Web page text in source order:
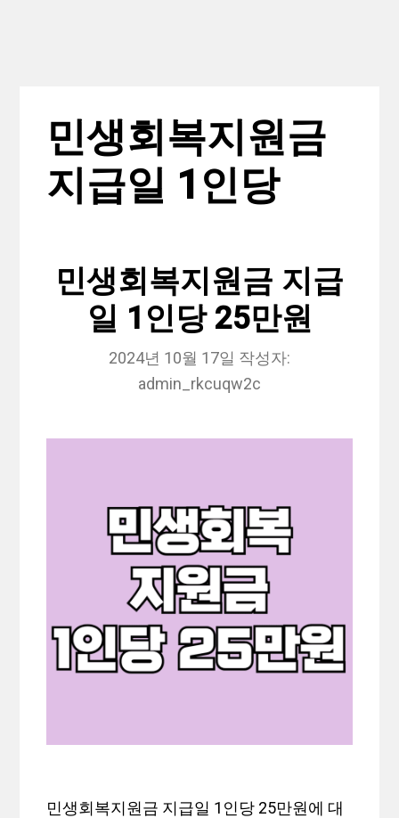
민생회복지원금
지급일 1인당
민생회복지원금 지급
일 1인당 25만원
2024년 10월 17일 작성자:
admin_rkcuqw2c
민생회복지원금 지급일 1인당 25만원에 대